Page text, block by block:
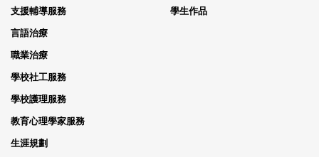
支援輔導服務
言語治療
職業治療
學校社工服務
學校護理服務
教育心理學家服務
生涯規劃
學生作品